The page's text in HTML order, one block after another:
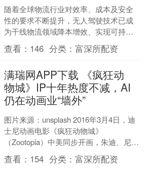
随着全球物流行业对效率、成本及安全
性的要求不断提升，无人驾驶技术已成
为干线物流领域降本增效、实现可持续
化发展的核心路径。12月9日，“向高 同
行丨2025地平线....
查看： 146 分类：富深所配资
满瑞网APP下载 《疯狂动
物城》IP十年热度不减，AI
仍在动画业“墙外”
图片来源：unsplash 2016年3月4日，迪
士尼动画电影《疯狂动物城》
（Zootopia）中美同步开画，朱迪、尼
克、闪电、夏奇羊等一众动物角色让观
众趋之若....
查看： 154 分类：富深所配资